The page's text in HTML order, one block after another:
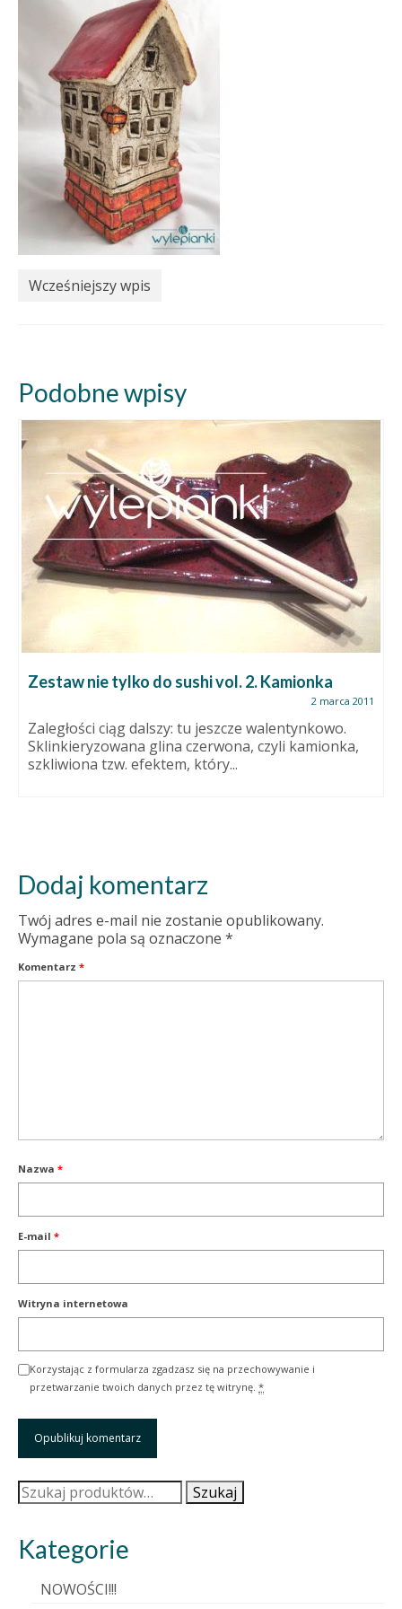
Wcześniejszy wpis
Podobne wpisy
Zestaw nie tylko do sushi vol. 2. Kamionka
2 marca 2011
Zaległości ciąg dalszy: tu jeszcze walentynkowo.
Sklinkieryzowana glina czerwona, czyli kamionka,
szkliwiona tzw. efektem, który...
Dodaj komentarz
Twój adres e-mail nie zostanie opublikowany.
Wymagane pola są oznaczone *
Komentarz *
Nazwa *
E-mail *
Witryna internetowa
Korzystając z formularza zgadzasz się na przechowywanie i
przetwarzanie twoich danych przez tę witrynę. *
Szukaj: Szukaj
Kategorie
NOWOŚCI!!!